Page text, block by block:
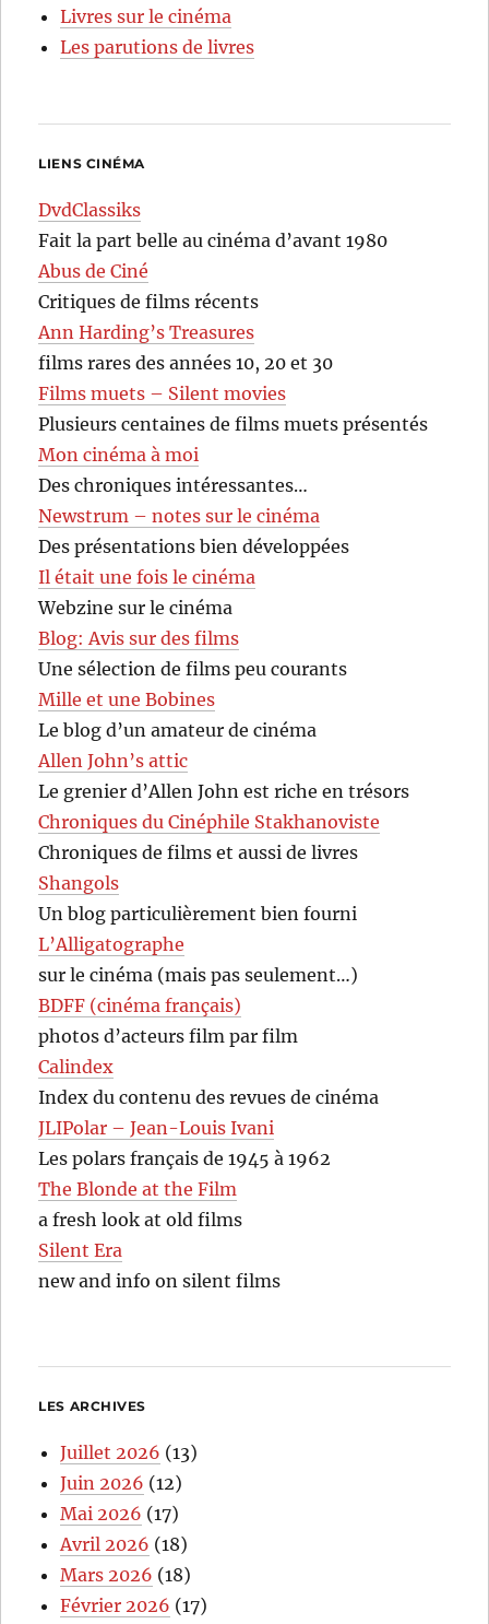
Livres sur le cinéma
Les parutions de livres
LIENS CINÉMA
DvdClassiks
Fait la part belle au cinéma d’avant 1980
Abus de Ciné
Critiques de films récents
Ann Harding’s Treasures
films rares des années 10, 20 et 30
Films muets – Silent movies
Plusieurs centaines de films muets présentés
Mon cinéma à moi
Des chroniques intéressantes…
Newstrum – notes sur le cinéma
Des présentations bien développées
Il était une fois le cinéma
Webzine sur le cinéma
Blog: Avis sur des films
Une sélection de films peu courants
Mille et une Bobines
Le blog d’un amateur de cinéma
Allen John’s attic
Le grenier d’Allen John est riche en trésors
Chroniques du Cinéphile Stakhanoviste
Chroniques de films et aussi de livres
Shangols
Un blog particulièrement bien fourni
L’Alligatographe
sur le cinéma (mais pas seulement…)
BDFF (cinéma français)
photos d’acteurs film par film
Calindex
Index du contenu des revues de cinéma
JLIPolar – Jean-Louis Ivani
Les polars français de 1945 à 1962
The Blonde at the Film
a fresh look at old films
Silent Era
new and info on silent films
LES ARCHIVES
Juillet 2026 (13)
Juin 2026 (12)
Mai 2026 (17)
Avril 2026 (18)
Mars 2026 (18)
Février 2026 (17)